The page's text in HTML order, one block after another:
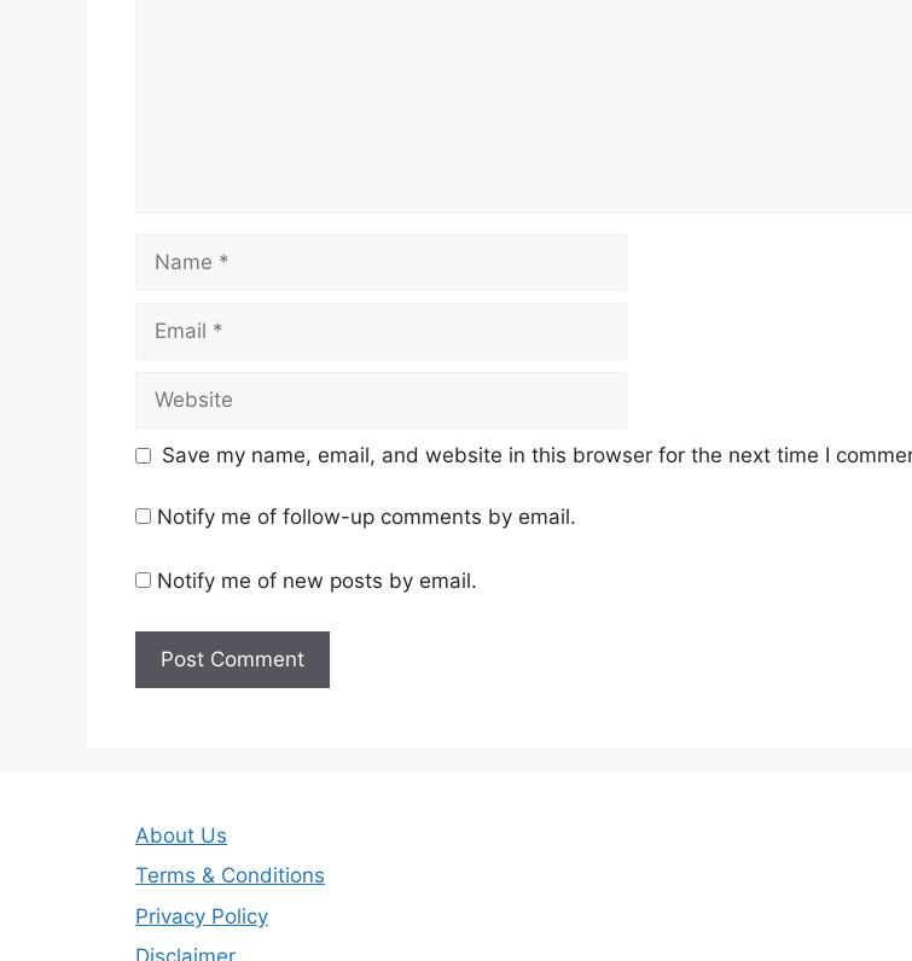
Name
Email
Website
Save my name, email, and website in this browser for the next time I
Notify me of follow-up comments by email.
Notify me of new posts by email.
About Us
Terms & Conditions
Privacy Policy